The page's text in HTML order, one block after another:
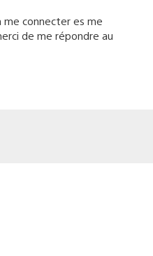
me connecter es me
de me répondre au